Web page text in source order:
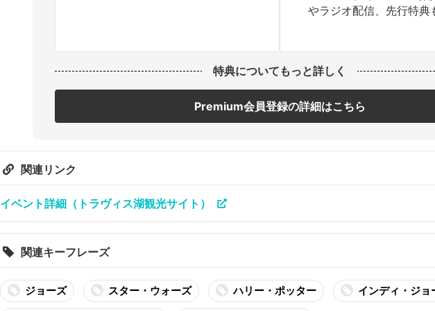
やラジオ配信、先行特典
特典についてもっと詳しく
Premium会員登録の詳細はこちら
関連リンク
イベント詳細（トラヴィス湖観光サイト）
関連キーフレーズ
ジョーズ スター・ウォーズ ハリー・ポッター インディ・ジョ